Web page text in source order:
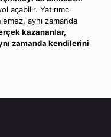
açabilir. Yatırımcı
aynı zamanda
kazananlar,
zamanda kendilerini